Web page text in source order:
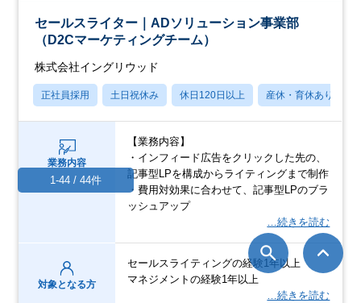
セールスライター｜ADソリューション事業部
（D2Cマーケティングチーム）
株式会社イングリウッド
正社員採用 土日祝休み 休日120日以上 産休・育休あり
業務内容
【業務内容】
・インフィード広告をクリックした先の、
記事型LPを構成からライティングまで制作
・費用対効果に合わせて、記事型LPのブラ
ッシュアップ
…続きを読む
対象となる方
セールスライティングの経験1年以上
マネジメントの経験1年以上
…続きを読む
1-44 / 44件